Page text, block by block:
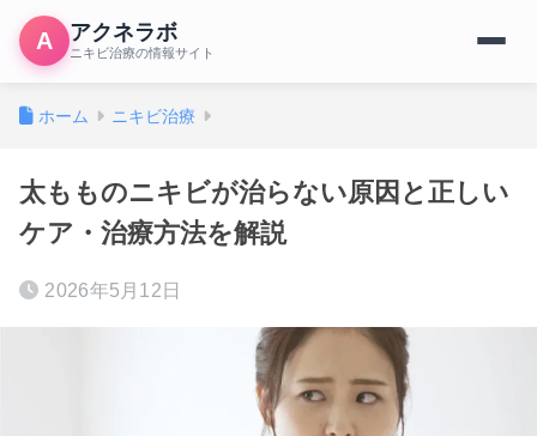
A アクネラボ
ニキビ治療の情報サイト
ホーム ニキビ治療
太もものニキビが治らない原因と正しい
ケア・治療方法を解説
2026年5月12日